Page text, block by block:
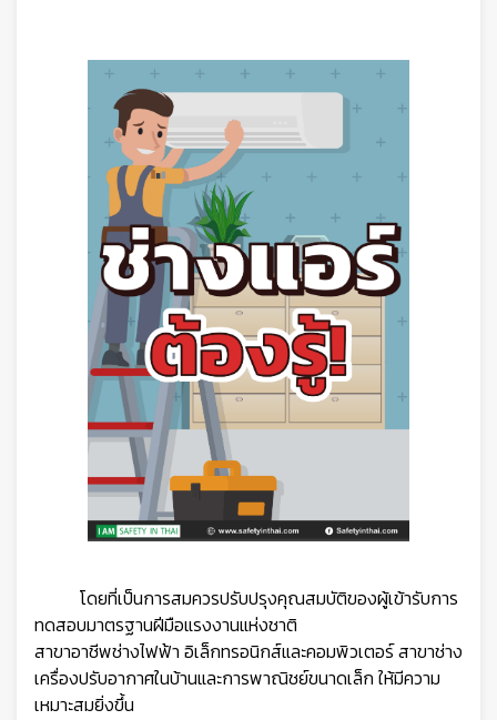
โดยที่เป็นการสมควรปรับปรุงคุณสมบัติของผู้เข้ารับการ
ทดสอบมาตรฐานฝีมือแรงงานแห่งชาติ
สาขาอาชีพช่างไฟฟ้า อิเล็กทรอนิกส์และคอมพิวเตอร์ สาขาช่าง
เครื่องปรับอากาศในบ้านและการพาณิชย์ขนาดเล็ก ให้มีความ
เหมาะสมยิ่งขึ้น